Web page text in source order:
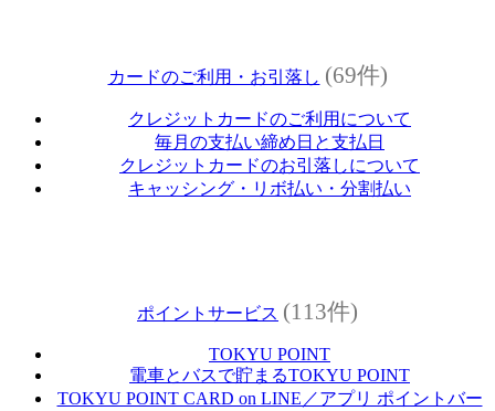
カードのご利用・お引落し (69件)
クレジットカードのご利用について
毎月の支払い締め日と支払日
クレジットカードのお引落しについて
キャッシング・リボ払い・分割払い
ポイントサービス (113件)
TOKYU POINT
電車とバスで貯まるTOKYU POINT
TOKYU POINT CARD on LINE／アプリ ポイントバー